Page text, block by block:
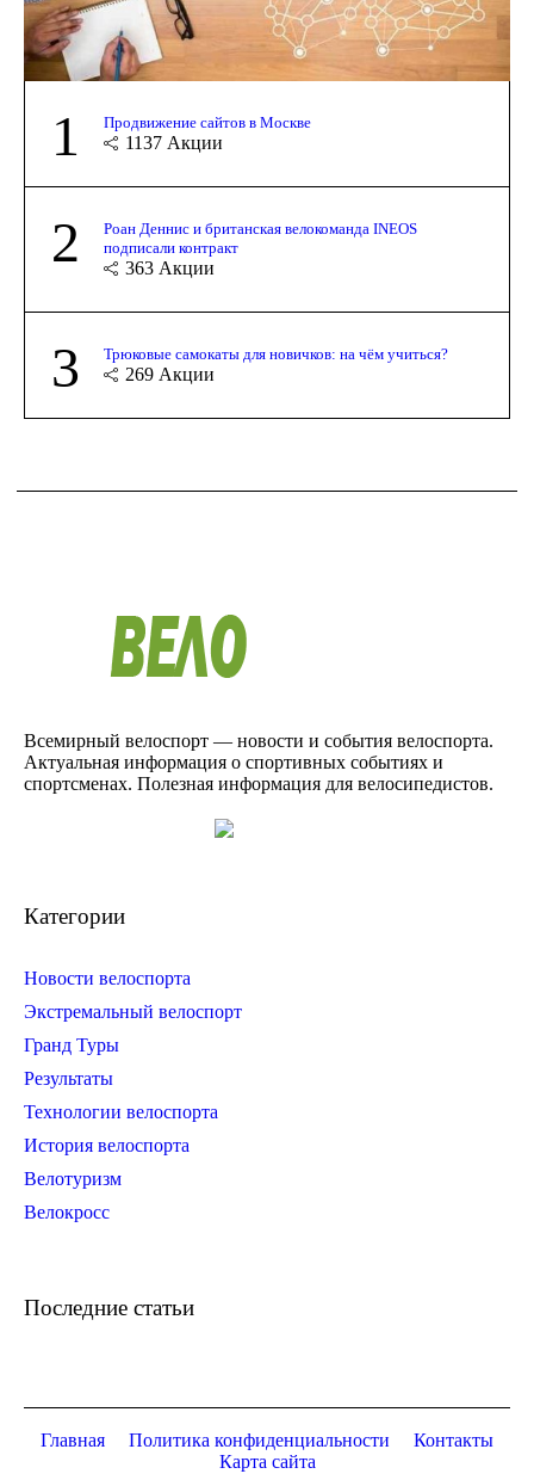
1 Продвижение сайтов в Москве
1137 Акции
2
Роан Деннис и британская велокоманда INEOS
подписали контракт
363 Акции
3 Трюковые самокаты для новичков: на чём учиться?
269 Акции
Всемирный велоспорт — новости и события велоспорта.
Актуальная информация о спортивных событиях и
спортсменах. Полезная информация для велосипедистов.
Категории
Новости велоспорта
Экстремальный велоспорт
Гранд Туры
Результаты
Технологии велоспорта
История велоспорта
Велотуризм
Велокросс
Последние статьи
Главная Политика конфиденциальности
Контакты
Карта сайта